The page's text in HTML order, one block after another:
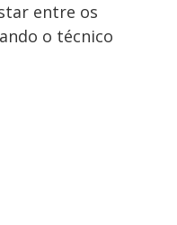
entre os
o técnico